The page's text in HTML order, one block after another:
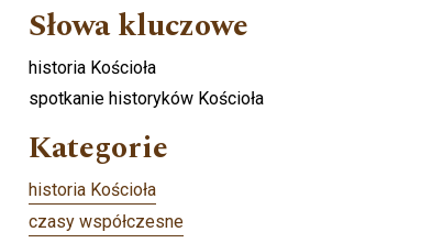
Słowa kluczowe
historia Kościoła
spotkanie historyków Kościoła
Kategorie
historia Kościoła
czasy współczesne